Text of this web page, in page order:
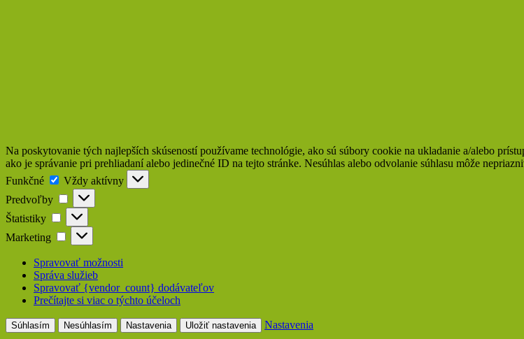
Na poskytovanie tých najlepších skúseností používame technológie, ako sú súbory cookie na ukladanie a/alebo
ako je správanie pri prehliadaní alebo jedinečné ID na tejto stránke. Nesúhlas alebo odvolanie súhlasu môže
Funkčné
Funkčné
Vždy aktívny
Predvoľby
Predvoľby
Štatistiky Štatistiky
Marketing Marketing
Spravovať možnosti
Správa služieb
Spravovať {vendor_count} dodávateľov
Prečítajte si viac o týchto účeloch
Súhlasím Nesúhlasím Nastavenia Uložiť nastavenia Nastavenia